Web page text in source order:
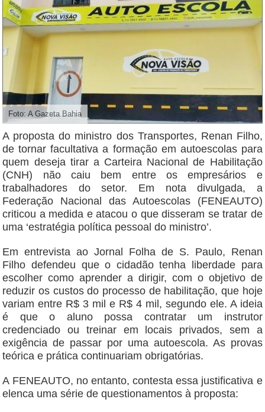
Foto: A Gazeta Bahia
A proposta do ministro dos Transportes, Renan Filho,
de tornar facultativa a formação em autoescolas para
quem deseja tirar a Carteira Nacional de Habilitação
(CNH) não caiu bem entre os empresários e
trabalhadores do setor. Em nota divulgada, a
Federação Nacional das Autoescolas (FENEAUTO)
criticou a medida e atacou o que disseram se tratar de
uma ‘estratégia política pessoal do ministro’.
Em entrevista ao Jornal Folha de S. Paulo, Renan
Filho defendeu que o cidadão tenha liberdade para
escolher como aprender a dirigir, com o objetivo de
reduzir os custos do processo de habilitação, que hoje
variam entre R$ 3 mil e R$ 4 mil, segundo ele. A ideia
é que o aluno possa contratar um instrutor
credenciado ou treinar em locais privados, sem a
exigência de passar por uma autoescola. As provas
teórica e prática continuariam obrigatórias.
A FENEAUTO, no entanto, contesta essa justificativa e
elenca uma série de questionamentos à proposta: